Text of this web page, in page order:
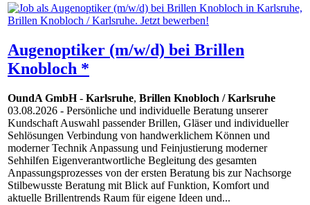
Augenoptiker (m/w/d) bei Brillen
Knobloch *
OundA GmbH- Karlsruhe, Brillen Knobloch / Karlsruhe
03.08.2026 - Persönliche und individuelle Beratung unserer
Kundschaft Auswahl passender Brillen, Gläser und individueller
Sehlösungen Verbindung von handwerklichem Können und
moderner Technik Anpassung und Feinjustierung moderner
Sehhilfen Eigenverantwortliche Begleitung des gesamten
Anpassungsprozesses von der ersten Beratung bis zur Nachsorge
Stilbewusste Beratung mit Blick auf Funktion, Komfort und
aktuelle Brillentrends Raum für eigene Ideen und...